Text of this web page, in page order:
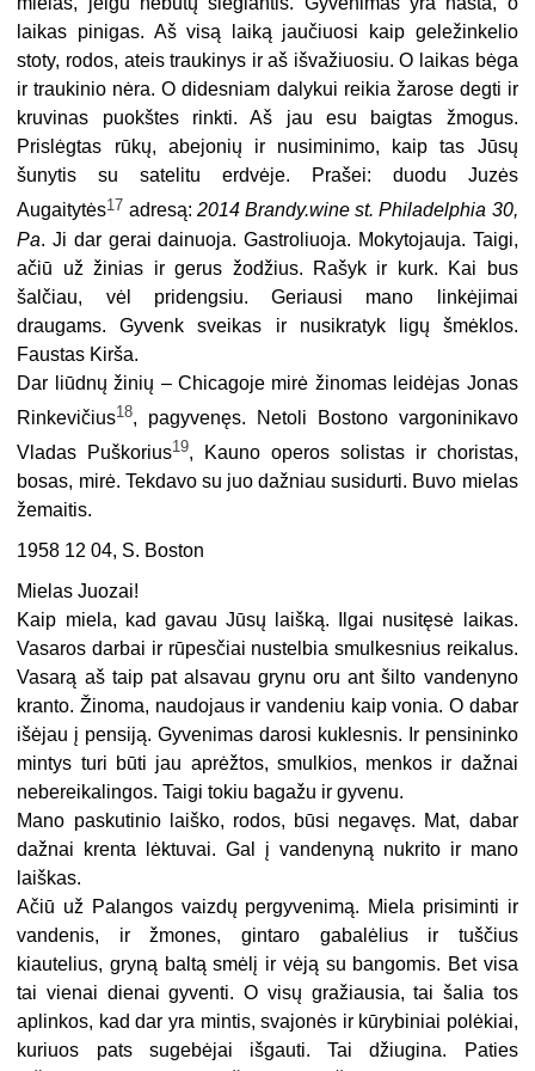
laikas pinigas. Aš visą laiką jaučiuosi kaip geležinkelio
stoty, rodos, ateis traukinys ir aš išvažiuosiu. O laikas bėga
ir traukinio nėra. O didesniam dalykui reikia žarose degti ir
kruvinas puokštes rinkti. Aš jau esu baigtas žmogus.
Prislėgtas rūkų, abejonių ir nusiminimo, kaip tas Jūsų
šunytis su satelitu erdvėje. Prašei: duodu Juzės
Augaitytės17 adresą: 2014 Brandy.wine st. Philadelphia 30,
Pa. Ji dar gerai dainuoja. Gastroliuoja. Mokytojauja. Taigi,
ačiū už žinias ir gerus žodžius. Rašyk ir kurk. Kai bus
šalčiau, vėl pridengsiu. Geriausi mano linkėjimai
draugams. Gyvenk sveikas ir nusikratyk ligų šmėklos.
Faustas Kirša.
Dar liūdnų žinių – Chicagoje mirė žinomas leidėjas Jonas
Rinkevičius18, pagyvenęs. Netoli Bostono vargoninikavo
Vladas Puškorius19, Kauno operos solistas ir choristas,
bosas, mirė. Tekdavo su juo dažniau susidurti. Buvo mielas
žemaitis.
1958 12 04, S. Boston
Mielas Juozai!
Kaip miela, kad gavau Jūsų laišką. Ilgai nusitęsė laikas.
Vasaros darbai ir rūpesčiai nustelbia smulkesnius reikalus.
Vasarą aš taip pat alsavau grynu oru ant šilto vandenyno
kranto. Žinoma, naudojaus ir vandeniu kaip vonia. O dabar
išėjau į pensiją. Gyvenimas darosi kuklesnis. Ir pensininko
mintys turi būti jau aprėžtos, smulkios, menkos ir dažnai
nebereikalingos. Taigi tokiu bagažu ir gyvenu.
Mano paskutinio laiško, rodos, būsi negavęs. Mat, dabar
dažnai krenta lėktuvai. Gal į vandenyną nukrito ir mano
laiškas.
Ačiū už Palangos vaizdų pergyvenimą. Miela prisiminti ir
vandenis, ir žmones, gintaro gabalėlius ir tuščius
kiautelius, gryną baltą smėlį ir vėją su bangomis. Bet visa
tai vienai dienai gyventi. O visų gražiausia, tai šalia tos
aplinkos, kad dar yra mintis, svajonės ir kūrybiniai polėkiai,
kuriuos pats sugebėjai išgauti. Tai džiugina. Paties